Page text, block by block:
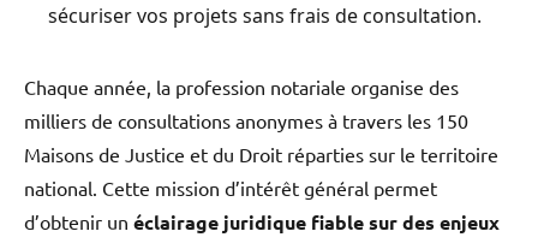
sécuriser vos projets sans frais de consultation.
Chaque année, la profession notariale organise des
milliers de consultations anonymes à travers les 150
Maisons de Justice et du Droit réparties sur le territoire
national. Cette mission d’intérêt général permet
d’obtenir un éclairage juridique fiable sur des enjeux